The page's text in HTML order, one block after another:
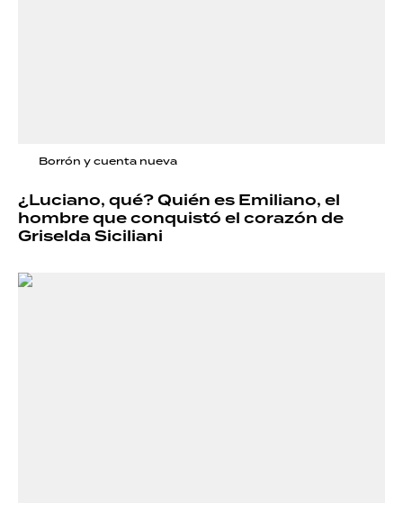
Borrón y cuenta nueva
¿Luciano, qué? Quién es Emiliano, el
hombre que conquistó el corazón de
Griselda Siciliani